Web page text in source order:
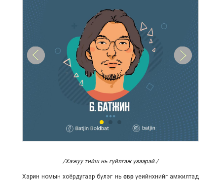
/Хажуу тийш нь гүйлгэж үзээрэй./
Харин номын хоёрдугаар бүлэг нь өсвөр үеийнхнийг амжилтад